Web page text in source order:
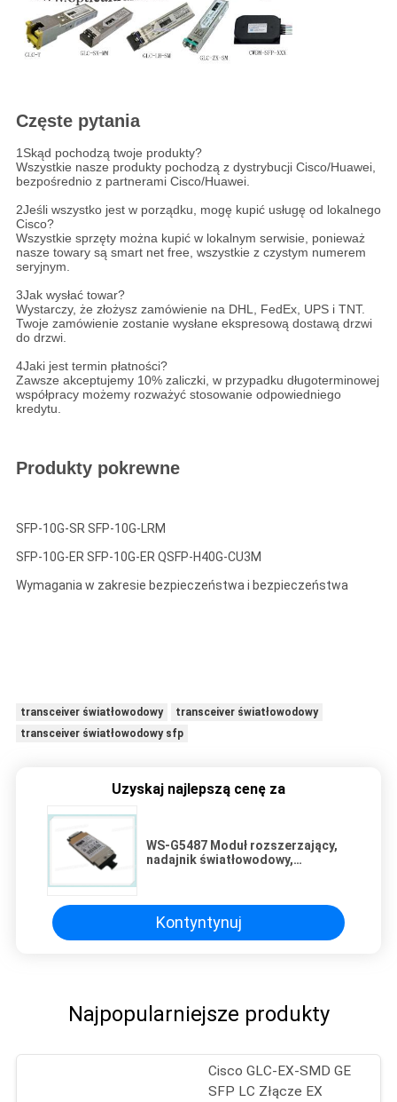
Częste pytania
1Skąd pochodzą twoje produkty?
Wszystkie nasze produkty pochodzą z dystrybucji Cisco/Huawei,
bezpośrednio z partnerami Cisco/Huawei.
2Jeśli wszystko jest w porządku, mogę kupić usługę od lokalnego
Cisco?
Wszystkie sprzęty można kupić w lokalnym serwisie, ponieważ
nasze towary są smart net free, wszystkie z czystym numerem
seryjnym.
3Jak wysłać towar?
Wystarczy, że złożysz zamówienie na DHL, FedEx, UPS i TNT.
Twoje zamówienie zostanie wysłane ekspresową dostawą drzwi
do drzwi.
4Jaki jest termin płatności?
Zawsze akceptujemy 10% zaliczki, w przypadku długoterminowej
współpracy możemy rozważyć stosowanie odpowiedniego
kredytu.
Produkty pokrewne
SFP-10G-SR SFP-10G-LRM
SFP-10G-ER SFP-10G-ER QSFP-H40G-CU3M
Wymagania w zakresie bezpieczeństwa i bezpieczeństwa
transceiver światłowodowy
transceiver światłowodowy
transceiver światłowodowy sfp
Uzyskaj najlepszą cenę za
WS-G5487 Moduł rozszerzający,
nadajnik światłowodowy,
Kontyntynuj
Najpopularniejsze produkty
Cisco GLC-EX-SMD GE
SFP LC Złącze EX